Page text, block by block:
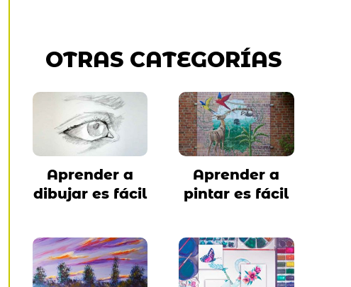
OTRAS CATEGORÍAS
Aprender a
dibujar es fácil
Aprender a
pintar es fácil